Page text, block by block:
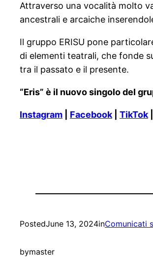
Attraverso una vocalità molto
ancestrali e arcaiche
Il gruppo ERISU pone
di elementi teatrali, che fonde
tra il passato e il presente.
“Eris” è il nuovo singolo del
Instagram Facebook| TikTok|
PostedJune 13, 2024inComunicati
bymaster